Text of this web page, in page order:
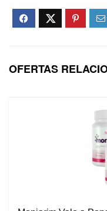
OFERTAS